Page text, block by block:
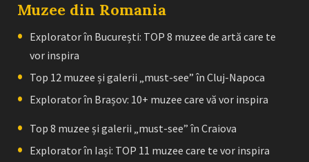
Muzee din Romania
Explorator în București: TOP 8 muzee de artă care te
vor inspira
Top 12 muzee și galerii „must-see” în Cluj-Napoca
Explorator în Brașov: 10+ muzee care vă vor inspira
Top 8 muzee și galerii „must-see” în Craiova
Explorator în Iași: TOP 11 muzee care te vor inspira